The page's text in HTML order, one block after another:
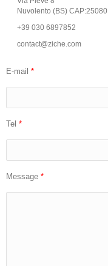
Nuvolento (BS) CAP:25080
+39 030 6897852
contact@ziche.com
E-mail *
Tel *
Message *